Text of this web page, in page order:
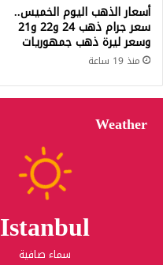
أسعار الذهب اليوم الخميس..
سعر جرام ذهب 24 و22 و21
وسعر ليرة ذهب جمهوريات
منذ 19 ساعة
Weather
Istanbul
سماء صافية